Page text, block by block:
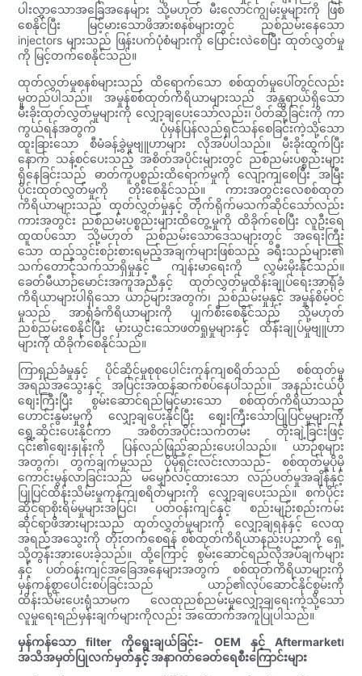
ပါးလွှာသောအခြေအနေများ သို့မဟုတ် မီးလောင်ကျွမ်းမှုများကို ဖြစ်
စေနိုင်ပြီး မြင့်မားသောဖိအားစနစ်များတွင် ညစ်ညမ်းနေသော
injectors များသည် ဖြန်းပက်ပုံစံများကို ပြောင်းလဲစေပြီး ထုတ်လွှတ်မှု
ကို မြင့်တက်စေနိုင်သည်။
ထုတ်လွှတ်မှုစနစ်များသည် ထိရောက်သော စစ်ထုတ်မှုပေါ်တွင်လည်း
မူတည်ပါသည်။ အမှုန်စစ်ထုတ်ကိရိယာများသည် အန္တရာယ်ရှိသော
မီးခိုးထုတ်လွှတ်မှုများကို လျှော့ချပေးသော်လည်း၊ ပိတ်ဆို့ခြင်းကို ကာ
ကွယ်ရန်အတွက် ပုံမှန်ပြန်လည်ရှင်သန်စေခြင်းကဲ့သို့သော
ထူးခြားသော စီမံခန့်ခွဲမှုဗျူဟာများ လိုအပ်ပါသည်။ မီးခိုးထွက်ပြီး
နောက် သန့်စင်ပေးသည့် အစိတ်အပိုင်းများတွင် ညစ်ညမ်းပစ္စည်းများ
ရှိနေခြင်းသည် ဓာတ်ကူပစ္စည်းထိရောက်မှုကို လျော့ကျစေပြီး အမြီး
ပိုင်းထုတ်လွှတ်မှုကို တိုးစေနိုင်သည်။ ကားအတွင်းလေစစ်ထုတ်
ကိရိယာများသည် ထုတ်လွှတ်မှုနှင့် တိုက်ရိုက်မသက်ဆိုင်သော်လည်း
ကားအတွင်း ညစ်ညမ်းပစ္စည်းများထိတွေ့မှုကို ထိခိုက်စေပြီး လူဦးရေ
ထူထပ်သော သို့မဟုတ် ညစ်ညမ်းသောဒေသများတွင် အရေးကြီး
သော ထည့်သွင်းစဉ်းစားရမည့်အချက်များဖြစ်သည့် ခရီးသည်များ၏
သက်တောင့်သက်သာရှိမှုနှင့် ကျန်းမာရေးကို လွှမ်းမိုးနိုင်သည်။
ခေတ်မီယာဉ်မောင်းအကူအညီနှင့် ထုတ်လွှတ်မှုထိန်းချုပ်ရေးအာရုံခံ
ကိရိယာများပါရှိသော ယာဉ်များအတွက်၊ ညစ်ညမ်းမှုနှင့် အမှုန်စိမ့်ဝင်
မှုသည် အာရုံခံကိရိယာများကို ပျက်စီးစေနိုင်သည် သို့မဟုတ်
ညစ်ညမ်းစေနိုင်ပြီး မှားယွင်းသောဖတ်ရှုမှုများနှင့် ထိန်းချုပ်မှုဗျူဟာ
များကို ထိခိုက်စေနိုင်သည်။
ကြာရှည်ခံမှုနှင့် ပိုင်ဆိုင်မှုစုစုပေါင်းကုန်ကျစရိတ်သည် စစ်ထုတ်မှု
အရည်အသွေးနှင့် အပြင်းအထန်ဆက်စပ်နေပါသည်။ အနည်းငယ်ပို
စျေးကြီးပြီး စွမ်းဆောင်ရည်မြင့်မားသော စစ်ထုတ်ကိရိယာသည်
ဟောင်းနွမ်းမှုကို လျှော့ချပေးနိုင်ပြီး စျေးကြီးသောပြုပြင်မှုများကို
ရွှေ့ဆိုင်းပေးနိုင်ကာ အစိတ်အပိုင်းသက်တမ်း တိုးချဲ့ခြင်းဖြင့်
၎င်း၏စျေးနှုန်းကို ပြန်လည်ဖြည့်ဆည်းပေးပါသည်။ ယာဉ်စုများ
အတွက်၊ တွက်ချက်မှုသည် ပိုမိုရှင်းလင်းလာသည်- စစ်ထုတ်မှုပိုမို
ကောင်းမွန်လာခြင်းသည် မမျှော်လင့်ထားသော လည်ပတ်မှုအချိန်နှင့်
ပြုပြင်ထိန်းသိမ်းမှုကုန်ကျစရိတ်များကို လျှော့ချပေးသည်။ စက်ပိုင်း
ဆိုင်ရာစိုးရိမ်မှုများအပြင်၊ ပတ်ဝန်းကျင်နှင့် စည်းမျဉ်းစည်းကမ်း
ဆိုင်ရာဖိအားများသည် ထုတ်လွှတ်မှုများကို လျှော့ချရန်နှင့် လေထု
အရည်အသွေးကို တိုးတက်စေရန် စစ်ထုတ်ကိရိယာနည်းပညာကို ရှေ့
သို့တွန်းအားပေးခဲ့သည်။ ထို့ကြောင့် စွမ်းဆောင်ရည်လိုအပ်ချက်များ
နှင့် ပတ်ဝန်းကျင်အခြေအနေများအတွက် စစ်ထုတ်ကိရိယာများကို
မှန်ကန်စွာပေါင်းစပ်ခြင်းသည် ယာဉ်၏လုပ်ဆောင်နိုင်စွမ်းကို
ထိန်းသိမ်းပေးရုံသာမက လေထုညစ်ညမ်းမှုလျှော့ချရေးကဲ့သို့သော
လူမှုရေးရည်မှန်းချက်များကိုလည်း အထောက်အကူပြုပါသည်။
မှန်ကန်သော filter ကိုရွေးချယ်ခြင်း- OEM နှင့် Aftermarket၊
အသိအမှတ်ပြုလက်မှတ်နှင့် အနာဂတ်ခေတ်ရေစီးကြောင်းများ